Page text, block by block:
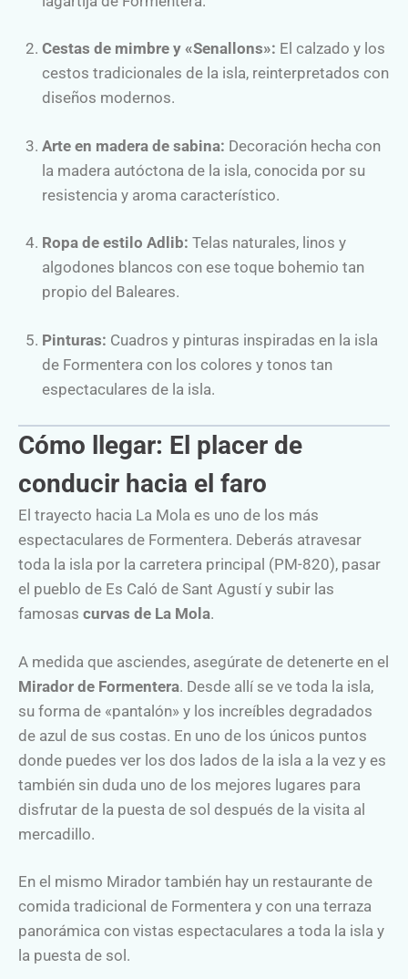
Cestas de mimbre y «Senallons»: El calzado y los
cestos tradicionales de la isla, reinterpretados con
diseños modernos.
Arte en madera de sabina: Decoración hecha con
la madera autóctona de la isla, conocida por su
resistencia y aroma característico.
Ropa de estilo Adlib: Telas naturales, linos y
algodones blancos con ese toque bohemio tan
propio del Baleares.
Pinturas: Cuadros y pinturas inspiradas en la isla
de Formentera con los colores y tonos tan
espectaculares de la isla.
Cómo llegar: El placer de
conducir hacia el faro
El trayecto hacia La Mola es uno de los más
espectaculares de Formentera. Deberás atravesar
toda la isla por la carretera principal (PM-820), pasar
el pueblo de Es Caló de Sant Agustí y subir las
famosas curvas de La Mola.
A medida que asciendes, asegúrate de detenerte en el
Mirador de Formentera. Desde allí se ve toda la isla,
su forma de «pantalón» y los increíbles degradados
de azul de sus costas. En uno de los únicos puntos
donde puedes ver los dos lados de la isla a la vez y es
también sin duda uno de los mejores lugares para
disfrutar de la puesta de sol después de la visita al
mercadillo.
En el mismo Mirador también hay un restaurante de
comida tradicional de Formentera y con una terraza
panorámica con vistas espectaculares a toda la isla y
la puesta de sol.